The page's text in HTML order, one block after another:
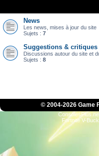
News
Les news, mises à jour du site
Sujets : 7
Suggestions & critiques
Discussions autour du site et
Sujets : 8
© 2004-2026 Game
Fortnite V-